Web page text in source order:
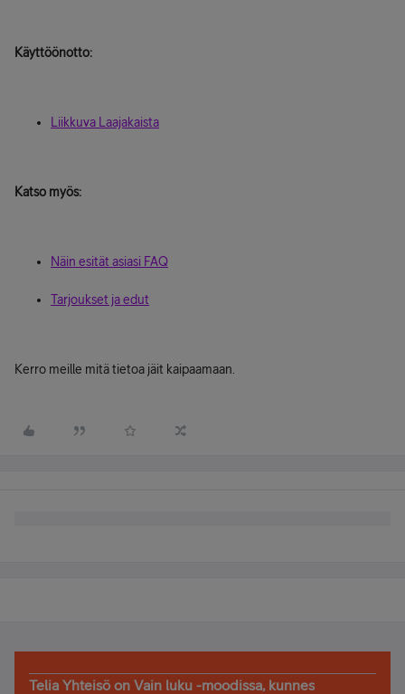
Käyttöönotto:
Liikkuva Laajakaista
Katso myös:
Näin esität asiasi FAQ
Tarjoukset ja edut
Kerro meille mitä tietoa jäit kaipaamaan.
Telia Yhteisö on Vain luku -moodissa, kunnes